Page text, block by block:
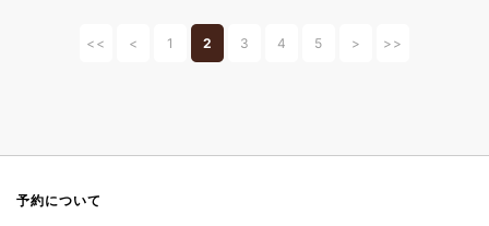
<< < 1 2 3 4 5 > >>
予約について